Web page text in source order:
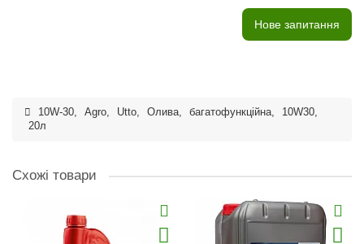
Нове запитання
10W-30, Agro, Utto, Олива, багатофункційна, 10W30,
20л
Схожі товари